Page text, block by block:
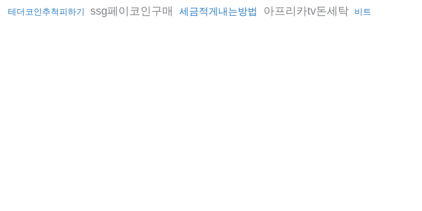
테더코인추척피하기 ssg페이코인구매 세금적게내는방법 아프리카tv돈세탁
비트